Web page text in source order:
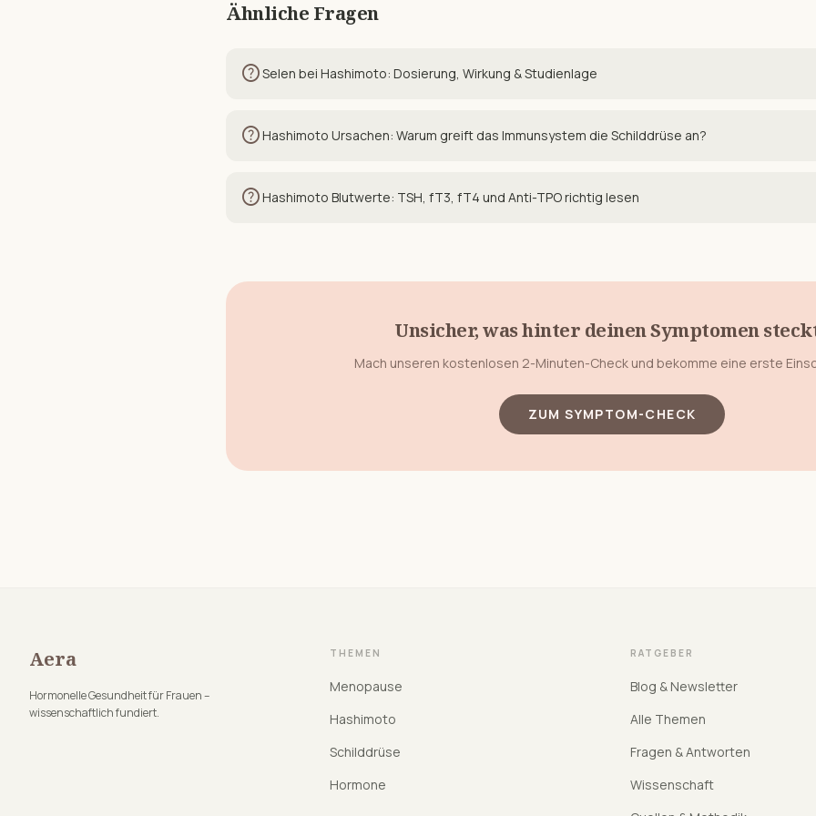
Ähnliche Fragen
helpSelen bei Hashimoto: Dosierung, Wirkung & Studienlage
helpHashimoto Ursachen: Warum greift das Immunsystem die Schilddrüse an?
helpHashimoto Blutwerte: TSH, fT3, fT4 und Anti-TPO richtig lesen
Unsicher, was hinter deinen Symptomen
Mach unseren kostenlosen 2-Minuten-Check und bekomme eine erste
ZUM SYMPTOM-CHECK
Aera
Hormonelle Gesundheit für Frauen –
wissenschaftlich fundiert.
THEMEN
Menopause
Hashimoto
Schilddrüse
Hormone
RATGEBER
Blog & Newsletter
Alle Themen
Fragen & Antworten
Wissenschaft